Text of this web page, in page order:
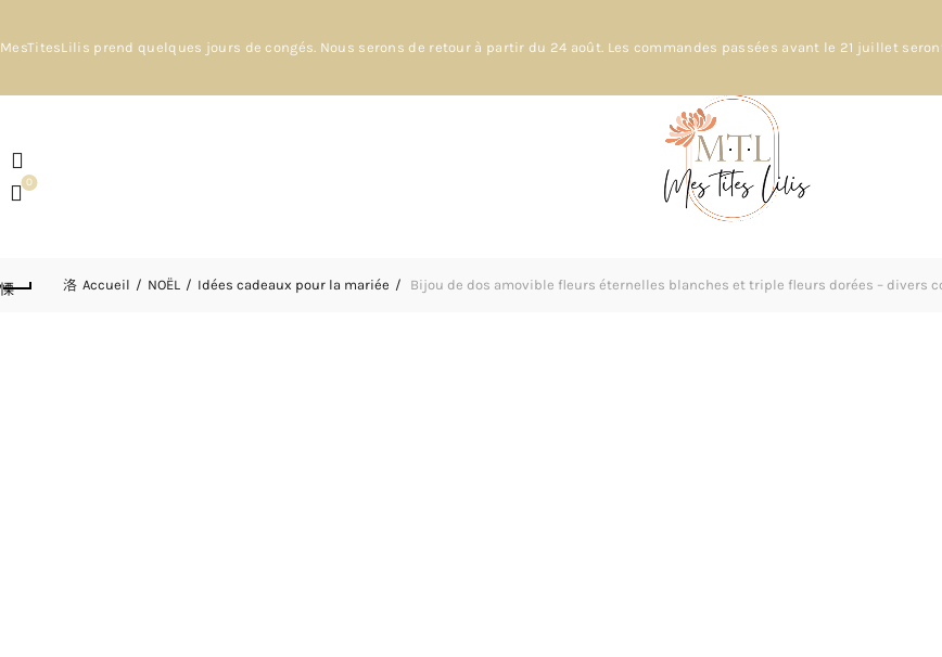
MesTitesLilis prend quelques jours de congés. Nous serons de retour à partir du 24 août. Les commandes passées avant le 21 juillet
0
Accueil NOËL Idées cadeaux pour la mariée Bijou de dos amovible fleurs éternelles blanches et triple fleurs dorées – divers